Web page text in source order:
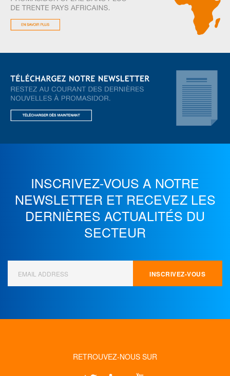
INSCRIVEZ-VOUS A NOTRE
NEWSLETTER ET RECEVEZ LES
DERNIÈRES ACTUALITÉS DU
SECTEUR
RETROUVEZ-NOUS SUR